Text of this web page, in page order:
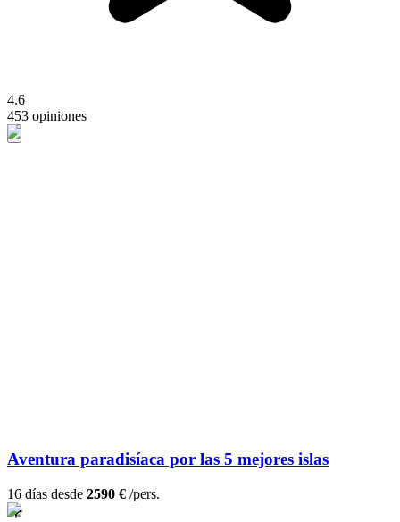
4.6
453 opiniones
Aventura paradisíaca por las 5 mejores islas
16 días desde 2590 € /pers.